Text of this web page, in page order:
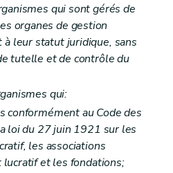
qui sont gérés de
organes de gestion
leur statut juridique, sans
tutelle et de contrôle du
qui:
conformément au Code des
loi du 27 juin 1921 sur les
les associations
et les fondations;